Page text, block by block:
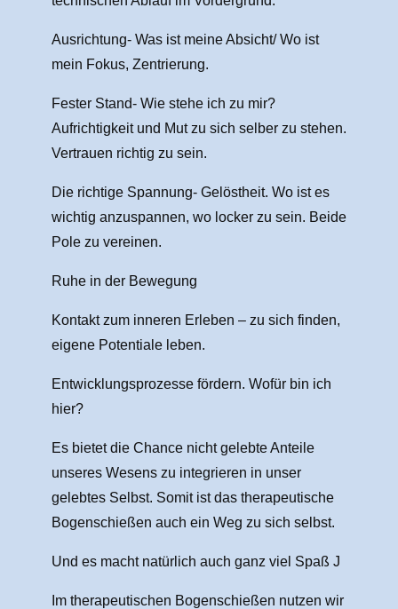
Ausrichtung- Was ist meine Absicht/ Wo ist
mein Fokus, Zentrierung.
Fester Stand- Wie stehe ich zu mir?
Aufrichtigkeit und Mut zu sich selber zu stehen.
Vertrauen richtig zu sein.
Die richtige Spannung- Gelöstheit. Wo ist es
wichtig anzuspannen, wo locker zu sein. Beide
Pole zu vereinen.
Ruhe in der Bewegung
Kontakt zum inneren Erleben – zu sich finden,
eigene Potentiale leben.
Entwicklungsprozesse fördern. Wofür bin ich
hier?
Es bietet die Chance nicht gelebte Anteile
unseres Wesens zu integrieren in unser
gelebtes Selbst. Somit ist das therapeutische
Bogenschießen auch ein Weg zu sich selbst.
Und es macht natürlich auch ganz viel Spaß J
Im therapeutischen Bogenschießen nutzen wir